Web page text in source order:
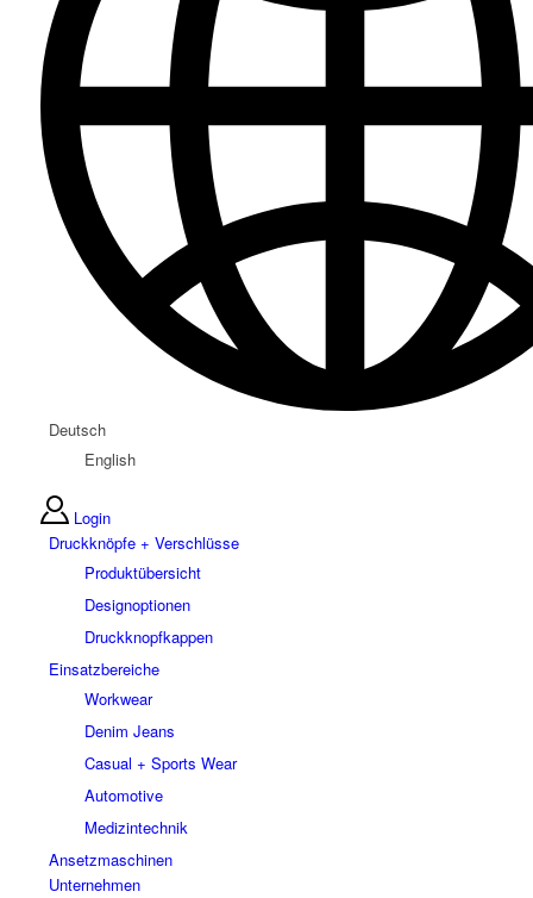
Deutsch
English
Login
Druckknöpfe + Verschlüsse
Produktübersicht
Designoptionen
Druckknopfkappen
Einsatzbereiche
Workwear
Denim Jeans
Casual + Sports Wear
Automotive
Medizintechnik
Ansetzmaschinen
Unternehmen